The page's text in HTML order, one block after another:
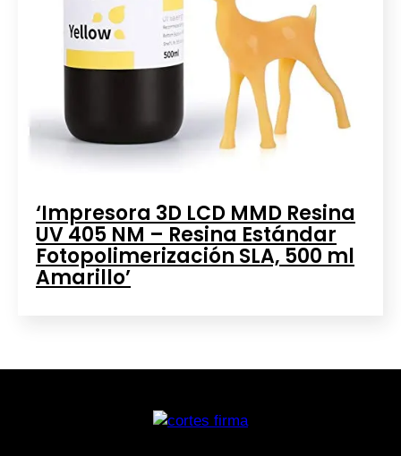
‘Impresora 3D LCD MMD Resina
UV 405 NM – Resina Estándar
Fotopolimerización SLA, 500 ml
Amarillo’